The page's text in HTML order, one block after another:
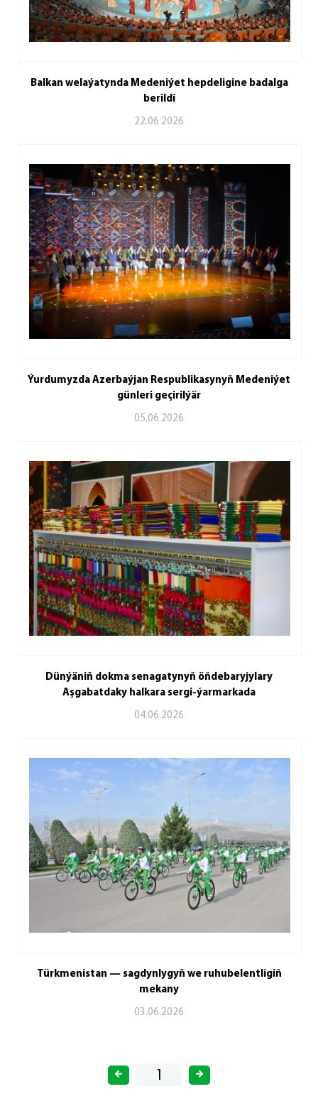
Balkan welaýatynda Medeniýet hepdeligine badalga
berildi
22.06.2026
Ýurdumyzda Azerbaýjan Respublikasynyň Medeniýet
günleri geçirilýär
05.06.2026
Dünýäniň dokma senagatynyň öňdebaryjylary
Aşgabatdaky halkara sergi-ýarmarkada
04.06.2026
Türkmenistan — sagdynlygyň we ruhubelentligiň
mekany
03.06.2026